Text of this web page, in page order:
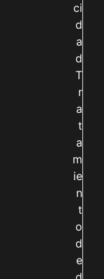
ci
d
a
d
T
r
a
t
a
m
ie
n
t
o
d
e